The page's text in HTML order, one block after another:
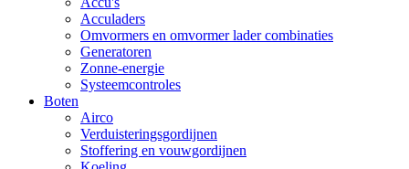
Acculaders
Omvormers en omvormer lader combinaties
Generatoren
Zonne-energie
Systeemcontroles
Boten
Airco
Verduisteringsgordijnen
Stoffering en vouwgordijnen